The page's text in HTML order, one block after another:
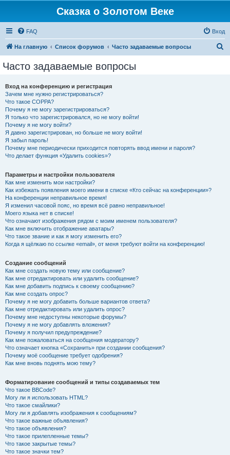
Сказка о Золотом Веке
FAQ Вход
На главную Список форумов Часто задаваемые вопросы
Часто задаваемые вопросы
Вход на конференцию и регистрация
Зачем мне нужно регистрироваться?
Что такое COPPA?
Почему я не могу зарегистрироваться?
Я только что зарегистрировался, но не могу войти!
Почему я не могу войти?
Я давно зарегистрирован, но больше не могу войти!
Я забыл пароль!
Почему мне периодически приходится повторять ввод имени и пароля?
Что делает функция «Удалить cookies»?
Параметры и настройки пользователя
Как мне изменить мои настройки?
Как избежать появления моего имени в списке «Кто сейчас на конференции»?
На конференции неправильное время!
Я изменил часовой пояс, но время всё равно неправильное!
Моего языка нет в списке!
Что означают изображения рядом с моим именем пользователя?
Как мне включить отображение аватары?
Что такое звание и как я могу изменить его?
Когда я щёлкаю по ссылке «email», от меня требуют войти на конференцию!
Создание сообщений
Как мне создать новую тему или сообщение?
Как мне отредактировать или удалить сообщение?
Как мне добавить подпись к своему сообщению?
Как мне создать опрос?
Почему я не могу добавить больше вариантов ответа?
Как мне отредактировать или удалить опрос?
Почему мне недоступны некоторые форумы?
Почему я не могу добавлять вложения?
Почему я получил предупреждение?
Как мне пожаловаться на сообщения модератору?
Что означает кнопка «Сохранить» при создании сообщения?
Почему моё сообщение требует одобрения?
Как мне вновь поднять мою тему?
Форматирование сообщений и типы создаваемых тем
Что такое BBCode?
Могу ли я использовать HTML?
Что такое смайлики?
Могу ли я добавлять изображения к сообщениям?
Что такое важные объявления?
Что такое объявления?
Что такое прилепленные темы?
Что такое закрытые темы?
Что такое значки тем?